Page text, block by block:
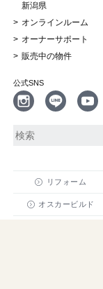
新潟県
オンラインルーム
オーナーサポート
販売中の物件
公式SNS
リフォーム
オスカービルド